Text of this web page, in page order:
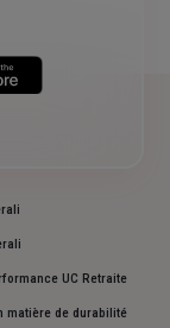
UC Retraite
matière de durabilité